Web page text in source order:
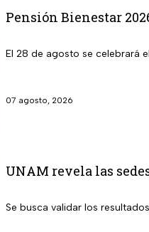
Pensión Bienestar
El 28 de agosto se celebrará
07 agosto, 2026
UNAM revela las
Se busca validar los